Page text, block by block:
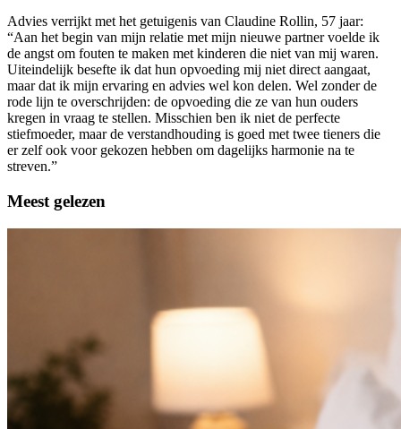
Advies verrijkt met het getuigenis van Claudine Rollin, 57 jaar:
“Aan het begin van mijn relatie met mijn nieuwe partner voelde ik
de angst om fouten te maken met kinderen die niet van mij waren.
Uiteindelijk besefte ik dat hun opvoeding mij niet direct aangaat,
maar dat ik mijn ervaring en advies wel kon delen. Wel zonder de
rode lijn te overschrijden: de opvoeding die ze van hun ouders
kregen in vraag te stellen. Misschien ben ik niet de perfecte
stiefmoeder, maar de verstandhouding is goed met twee tieners die
er zelf ook voor gekozen hebben om dagelijks harmonie na te
streven.”
Meest gelezen